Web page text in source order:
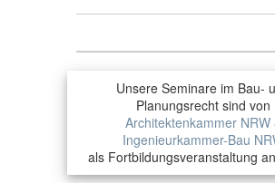
Unsere Seminare im Bau-
Planungsrecht sind von
Architektenkammer NRW
Ingenieurkammer-Bau
als Fortbildungsveranstaltung